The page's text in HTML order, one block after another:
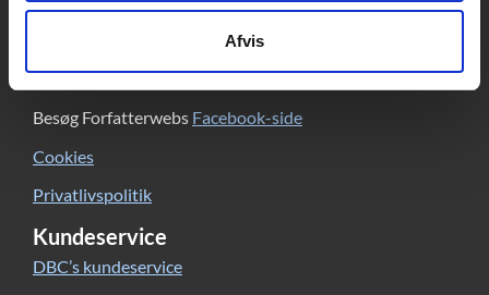
Afvis
Forfatterweb
Tilmeld digForfatterwebs nyhedsbrev
Besøg Forfatterwebs Facebook-side
Cookies
Privatlivspolitik
Kundeservice
DBC’s kundeservice